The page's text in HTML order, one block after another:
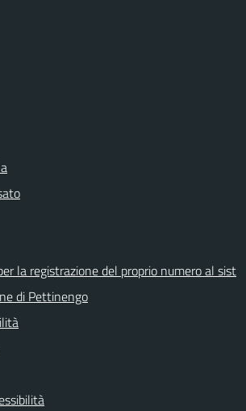
la registrazione del proprio numero al sist
di Pettinengo